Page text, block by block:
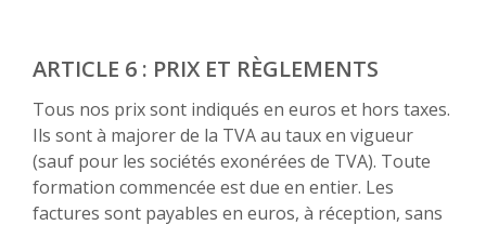
ARTICLE 6 : PRIX ET RÈGLEMENTS
Tous nos prix sont indiqués en euros et hors taxes.
Ils sont à majorer de la TVA au taux en vigueur
(sauf pour les sociétés exonérées de TVA). Toute
formation commencée est due en entier. Les
factures sont payables en euros, à réception, sans